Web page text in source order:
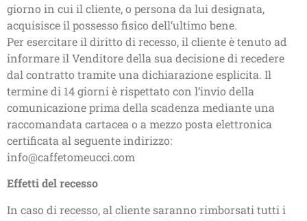
giorno in cui il cliente, o persona da lui designata,
acquisisce il possesso fisico dell’ultimo bene.
Per esercitare il diritto di recesso, il cliente è tenuto ad
informare il Venditore della sua decisione di recedere
dal contratto tramite una dichiarazione esplicita. Il
termine di 14 giorni è rispettato con l’invio della
comunicazione prima della scadenza mediante una
raccomandata cartacea o a mezzo posta elettronica
certificata al seguente indirizzo:
info@caffetomeucci.com
Effetti del recesso
In caso di recesso, al cliente saranno rimborsati tutti i